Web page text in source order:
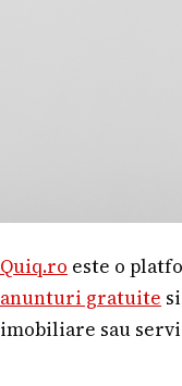
Quiq.ro este o
anunturi gratuite
imobiliare sau